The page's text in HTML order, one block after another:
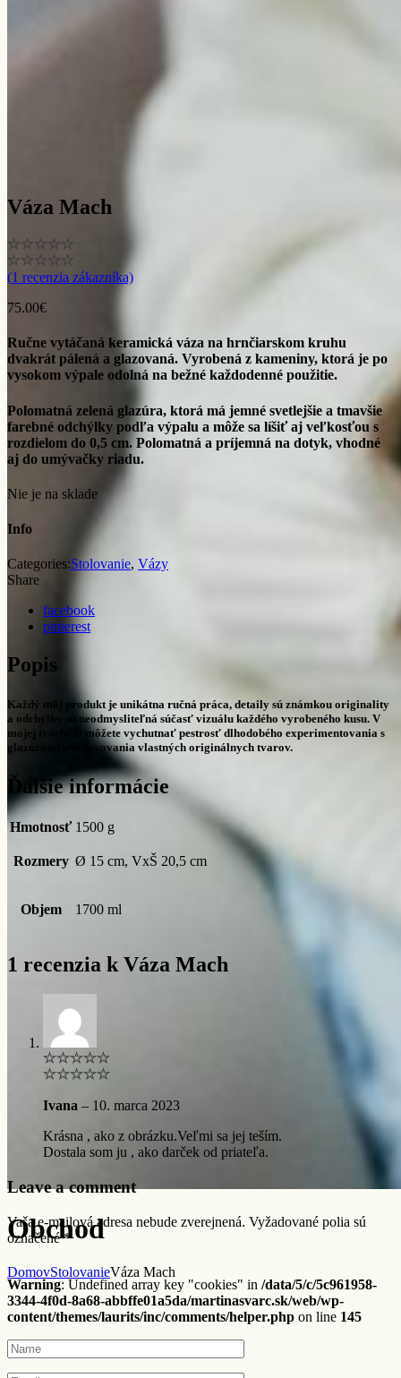
Obchod
DomovStolovanieVáza Mach
Váza Mach
(1 recenzia zákazníka)
75.00€
Ručne vytáčaná keramická váza na hrnčiarskom kruhu
dvakrát pálená a glazovaná. Vyrobená z kameniny, ktorá je po
vysokom výpale odolná na bežné každodenné použitie.
Polomatná zelená glazúra, ktorá má jemné svetlejšie a tmavšie
farebné odchýlky podľa výpalu a môže sa líšiť aj veľkosťou s
rozdielom do 0,5 cm. Polomatná a príjemná na dotyk, vhodné
aj do umývačky riadu.
Nie je na sklade
Info
Categories:Stolovanie, Vázy
Share
facebook
pinterest
Popis
Každý môj produkt je unikátna ručná práca, detaily sú známkou originality
a odchýlky sú neodmysliteľná súčasť vizuálu každého vyrobeného kusu. V
mojej tvorbe si môžete vychutnať pestrosť dlhodobého experimentovania s
glazúrami a objavovania vlastných originálnych tvarov.
Ďalšie informácie
Hmotnosť 1500 g
Rozmery Ø 15 cm, VxŠ 20,5 cm
Objem 1700 ml
1 recenzia k Váza Mach
Ivana – 10. marca 2023
Krásna , ako z obrázku.Veľmi sa jej teším.
Dostala som ju , ako darček od priateľa.
Leave a comment
Vaša e-mailová adresa nebude zverejnená. Vyžadované polia sú
označené*
Warning: Undefined array key "cookies" in /data/5/c/5c961958-
3344-4f0d-8a68-abbffe01a5da/martinasvarc.sk/web/wp-
content/themes/laurits/inc/comments/helper.php on line 145